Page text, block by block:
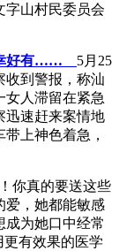
字山村民委员会
好有……
5月25
收到警报，称汕
女人滞留在紧急
迅速赶来案情地
上神色着急，
你真的要送这些
爱，她都能敏感
成为她口中经常
更有效果的医学